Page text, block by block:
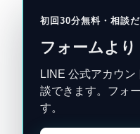
初回30分無料・相談
フォームよ
LINE 公式アカウ
談できます。フォ
す。